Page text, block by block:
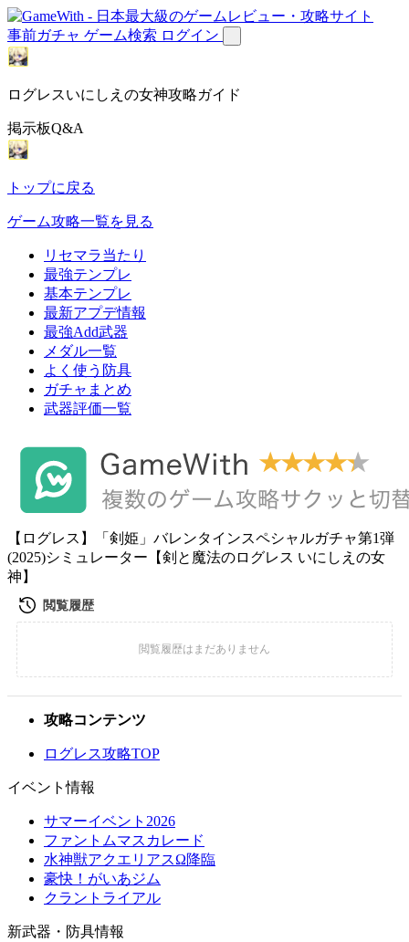
事前ガチャ ゲーム検索 ログイン
ログレスいにしえの女神攻略ガイド
掲示板Q&A
トップに戻る
ゲーム攻略一覧を見る
リセマラ当たり
最強テンプレ
基本テンプレ
最新アプデ情報
最強Add武器
メダル一覧
よく使う防具
ガチャまとめ
武器評価一覧
【ログレス】「剣姫」バレンタインスペシャルガチャ第1弾
(2025)シミュレーター【剣と魔法のログレス いにしえの女
神】
攻略コンテンツ
ログレス攻略TOP
イベント情報
サマーイベント2026
ファントムマスカレード
水神獣アクエリアスΩ降臨
豪快！がいあジム
クラントライアル
新武器・防具情報